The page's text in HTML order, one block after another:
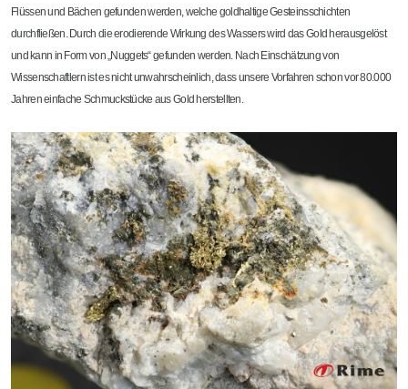
Flüssen und Bächen gefunden werden, welche goldhaltige Gesteinsschichten
durchfließen. Durch die erodierende Wirkung des Wassers wird das Gold herausgelöst
und kann in Form von „Nuggets“ gefunden werden. Nach Einschätzung von
Wissenschaftlern ist es nicht unwahrscheinlich, dass unsere Vorfahren schon vor 80.000
Jahren einfache Schmuckstücke aus Gold herstellten.